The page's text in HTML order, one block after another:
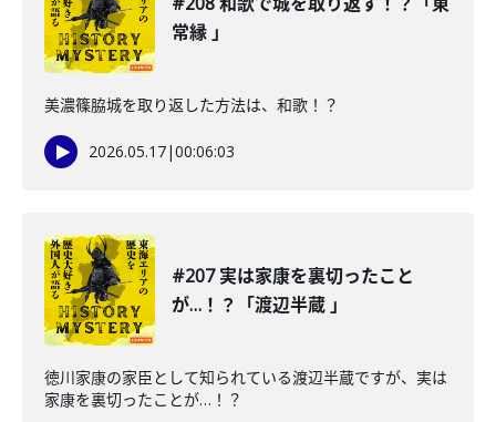
常縁 」
美濃篠脇城を取り返した方法は、和歌！？
2026.05.17|00:06:03
#207 実は家康を裏切ったこと
が…！？「渡辺半蔵 」
徳川家康の家臣として知られている渡辺半蔵ですが、実は
家康を裏切ったことが…！？